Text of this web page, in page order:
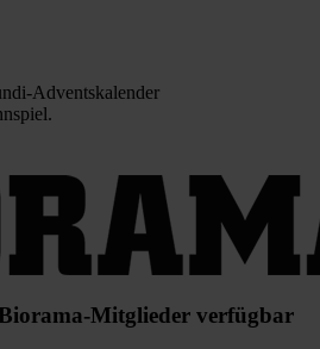
Adventskalender
Mitglieder verfügbar